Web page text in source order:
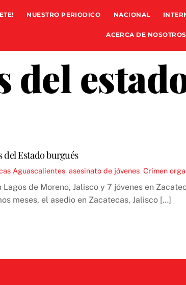
NUESTRO PERIODICO NACIONAL
ACERCA DE NOSOTROS
del
del Estado burgués
Aguascalientes asesinato de jóvenes Crimen
de Moreno, Jalisco y 7 jóvenes en
meses, el asedio en Zacatecas, Jalisco […]